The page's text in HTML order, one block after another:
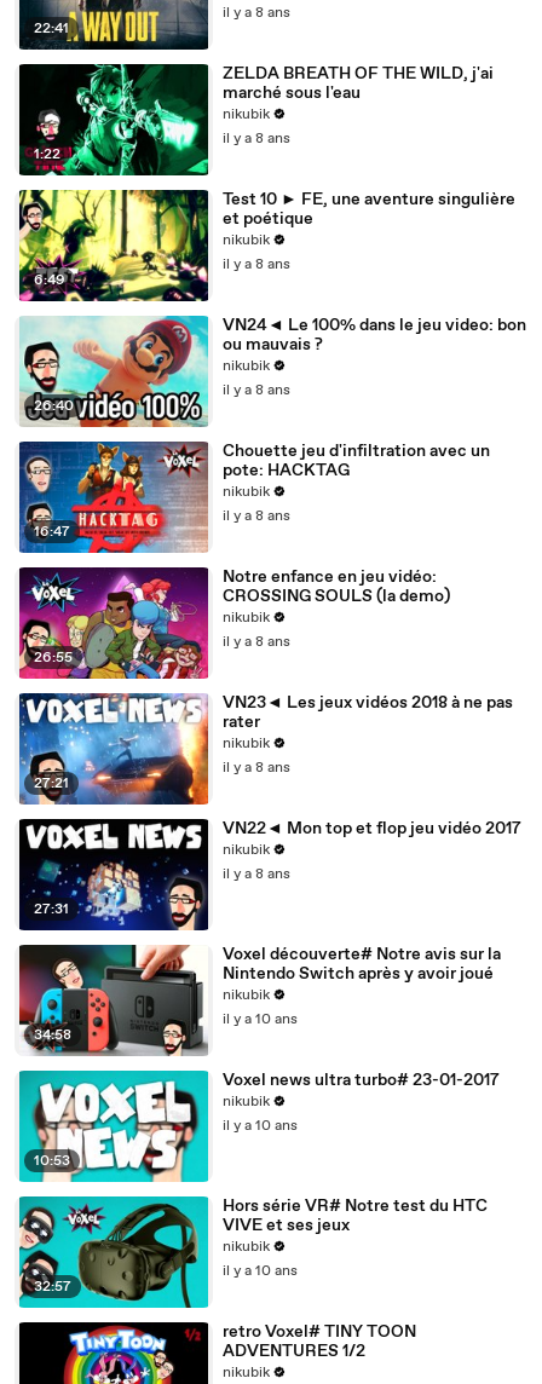
22:41
il y a 8 ans
1:22
ZELDA BREATH OF THE WILD, j'ai
marché sous l'eau
nikubik
il y a 8 ans
6:49
Test 10 ► FE, une aventure singulière
et poétique
nikubik
il y a 8 ans
26:40
VN24◄ Le 100% dans le jeu video: bon
ou mauvais ?
nikubik
il y a 8 ans
16:47
Chouette jeu d'infiltration avec un
pote: HACKTAG
nikubik
il y a 8 ans
26:55
Notre enfance en jeu vidéo:
CROSSING SOULS (la demo)
nikubik
il y a 8 ans
27:21
VN23◄ Les jeux vidéos 2018 à ne pas
rater
nikubik
il y a 8 ans
27:31
VN22◄ Mon top et flop jeu vidéo 2017
nikubik
il y a 8 ans
34:58
Voxel découverte# Notre avis sur la
Nintendo Switch après y avoir joué
nikubik
il y a 10 ans
10:53
Voxel news ultra turbo# 23-01-2017
nikubik
il y a 10 ans
32:57
Hors série VR# Notre test du HTC
VIVE et ses jeux
nikubik
il y a 10 ans
retro Voxel# TINY TOON
ADVENTURES 1/2
nikubik